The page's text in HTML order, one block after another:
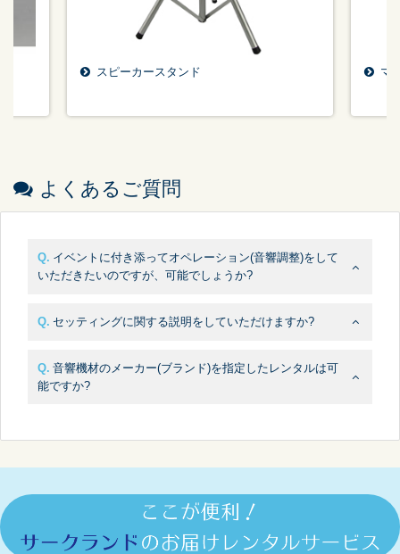
スピーカースタンド マ
よくあるご質問
イベントに付き添ってオペレーション(音響調整)をして
いただきたいのですが、可能でしょうか?
セッティングに関する説明をしていただけますか?
音響機材のメーカー(ブランド)を指定したレンタルは可
能ですか?